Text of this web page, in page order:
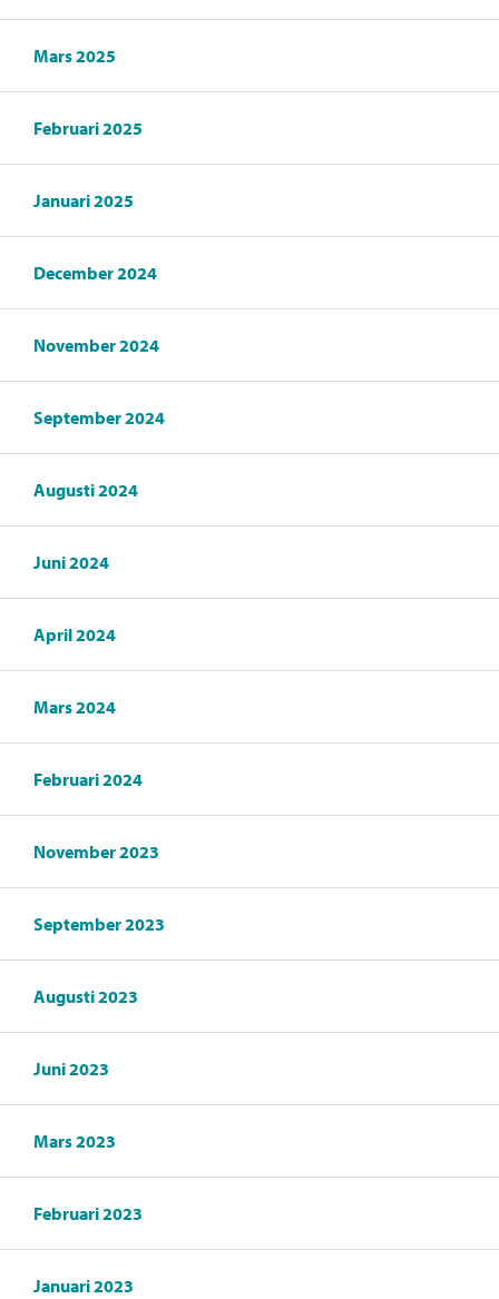
Mars 2025
Februari 2025
Januari 2025
December 2024
November 2024
September 2024
Augusti 2024
Juni 2024
April 2024
Mars 2024
Februari 2024
November 2023
September 2023
Augusti 2023
Juni 2023
Mars 2023
Februari 2023
Januari 2023